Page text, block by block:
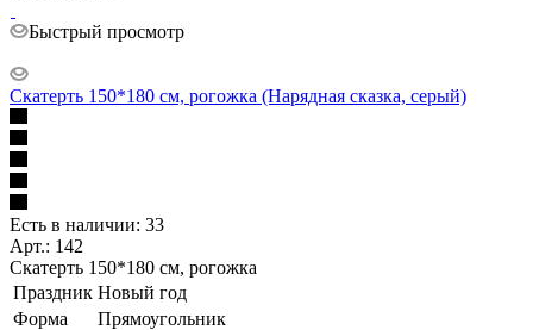
Быстрый просмотр
Скатерть 150*180 см, рогожка (Нарядная сказка, серый)
Есть в наличии: 33
Арт.: 142
Скатерть 150*180 см, рогожка
Праздник Новый год
Форма
Прямоугольник